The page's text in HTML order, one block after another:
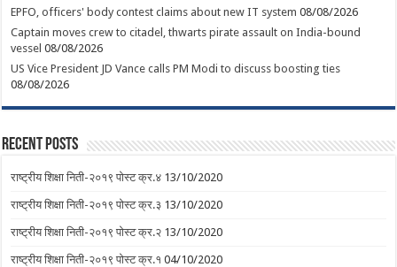
EPFO, officers' body contest claims about new IT system 08/08/2026
Captain moves crew to citadel, thwarts pirate assault on India-bound
vessel 08/08/2026
US Vice President JD Vance calls PM Modi to discuss boosting ties
08/08/2026
Recent Posts
राष्ट्रीय शिक्षा निती-२०१९ पोस्ट क्र.४ 13/10/2020
राष्ट्रीय शिक्षा निती-२०१९ पोस्ट क्र.३ 13/10/2020
राष्ट्रीय शिक्षा निती-२०१९ पोस्ट क्र.२ 13/10/2020
राष्ट्रीय शिक्षा निती-२०१९ पोस्ट क्र.१ 04/10/2020